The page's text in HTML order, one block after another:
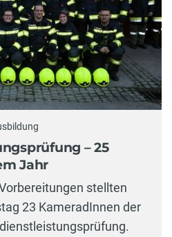
– 25
Jahr
stellten
23 KameradInnen der